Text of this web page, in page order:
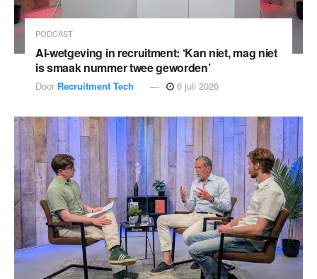
PODCAST
AI-wetgeving in recruitment: ‘Kan niet, mag niet
is smaak nummer twee geworden’
Door Recruitment Tech 6 juli 2026